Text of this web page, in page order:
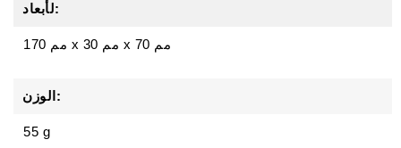
لأبعاد:
170 مم x 30 مم x 70 مم
الوزن:
55 g